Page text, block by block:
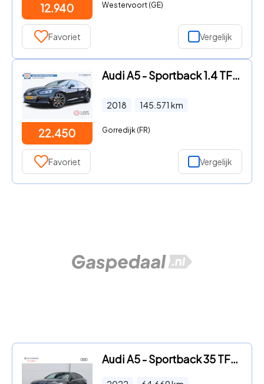
12.940 Westervoort (GE)
Favoriet Vergelijk
22.450
Audi A5 - Sportback 1.4 TFSI Sport S-line Edition | Incl. 12 maanden g
2018 145.571 km
Gorredijk (FR)
Favoriet Vergelijk
Audi A5 - Sportback 35 TFSI S edition Competition 150pk S-Tronic